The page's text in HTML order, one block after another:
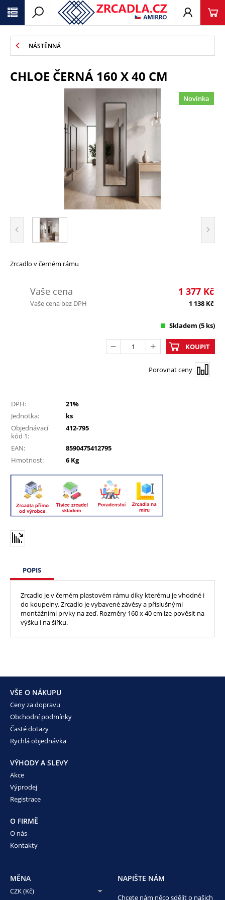
NÁSTĚNNÁ
CHLOE ČERNÁ 160 X 40 CM
Zrcadlo v černém rámu
Vaše cena 1 377 Kč
Vaše cena bez DPH 1 138 Kč
Skladem (5 ks)
Porovnat ceny
KOUPIT
DPH:
21%
Jednotka:
ks
Objednávací
kód 1:
412-795
EAN:
8590475412795
Hmotnost:
6 Kg
POPIS
Zrcadlo je v černém plastovém rámu díky kterému je vhodné i
do koupelny. Zrcadlo je vybavené závěsy a příslušnými
montážními prvky na zeď. Rozměry 160 x 40 cm lze pověsit na
výšku i na šířku.
Novinka
VŠE O NÁKUPU
Ceny za dopravu
Obchodní podmínky
Časté dotazy
Rychlá objednávka
VÝHODY A SLEVY
Akce
Výprodej
Registrace
O FIRMĚ
O nás
Kontakty
MĚNA
CZK (Kč)
NAPIŠTE NÁM
Chcete nám něco sdělit o našich